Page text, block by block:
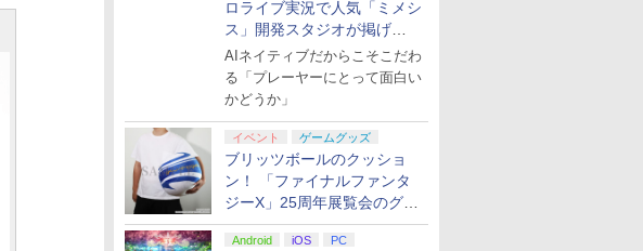
ロライブ実況で人気「ミメシ
ス」開発スタジオが掲げ
る“AI活用の信念”とは？【講
演レポート】
AIネイティブだからこそこだわ
る「プレーヤーにとって面白い
かどうか」
イベント ゲームグッズ
ブリッツボールのクッショ
ン！ 「ファイナルファンタ
ジーX」25周年展覧会のグッ
ズ情報が公開
Android iOS PC